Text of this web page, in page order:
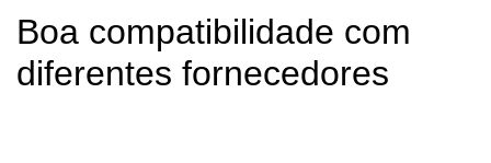
Boa compatibilidade com
diferentes fornecedores